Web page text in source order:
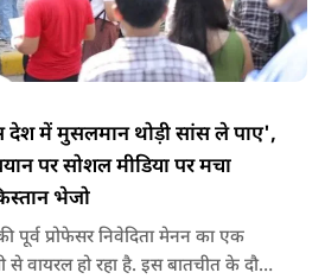
देश में मुसलमान थोड़ी सांस ले पाए',
पर सोशल मीडिया पर मचा
भेजो
प्रोफेसर निवेदिता मेनन का एक
वायरल हो रहा है. इस बातचीत के दौरान